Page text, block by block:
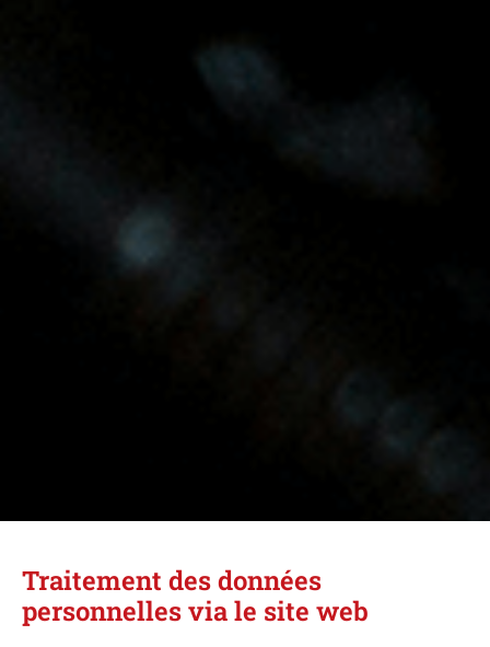
Traitement des données
personnelles via le site web